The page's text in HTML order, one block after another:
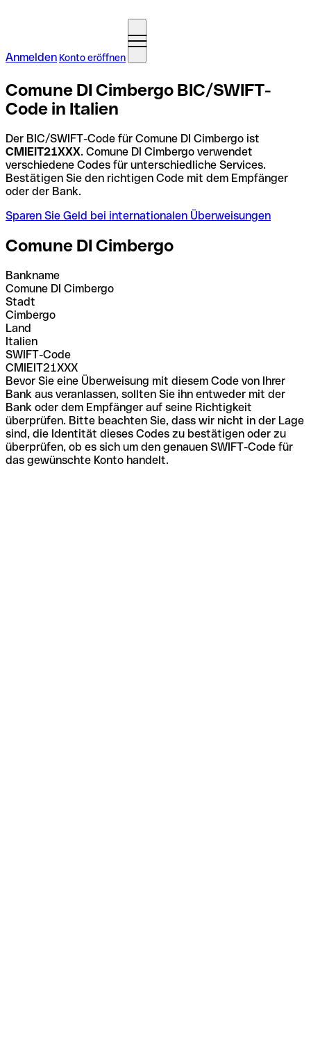
Anmelden Konto eröffnen
Comune DI Cimbergo BIC/SWIFT-
Code in Italien
Der BIC/SWIFT-Code für Comune DI Cimbergo ist
CMIEIT21XXX. Comune DI Cimbergo verwendet
verschiedene Codes für unterschiedliche Services.
Bestätigen Sie den richtigen Code mit dem Empfänger
oder der Bank.
Sparen Sie Geld bei internationalen Überweisungen
Comune DI Cimbergo
Bankname
Comune DI Cimbergo
Stadt
Cimbergo
Land
Italien
SWIFT-Code
CMIEIT21XXX
Bevor Sie eine Überweisung mit diesem Code von Ihrer
Bank aus veranlassen, sollten Sie ihn entweder mit der
Bank oder dem Empfänger auf seine Richtigkeit
überprüfen. Bitte beachten Sie, dass wir nicht in der Lage
sind, die Identität dieses Codes zu bestätigen oder zu
überprüfen, ob es sich um den genauen SWIFT-Code für
das gewünschte Konto handelt.